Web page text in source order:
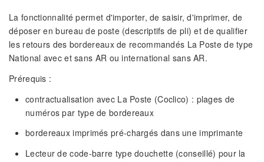
La fonctionnalité permet d'importer, de saisir, d'imprimer, de
déposer en bureau de poste (descriptifs de pli) et de qualifier
les retours des bordereaux de recommandés La Poste de type
National avec et sans AR ou international sans AR.
Prérequis :
contractualisation avec La Poste (Coclico) : plages de
numéros par type de bordereaux
bordereaux imprimés pré-chargés dans une imprimante
Lecteur de code-barre type douchette (conseillé) pour la